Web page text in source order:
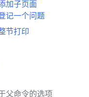
加子页面
记一个问题
节打印
父命令的选项